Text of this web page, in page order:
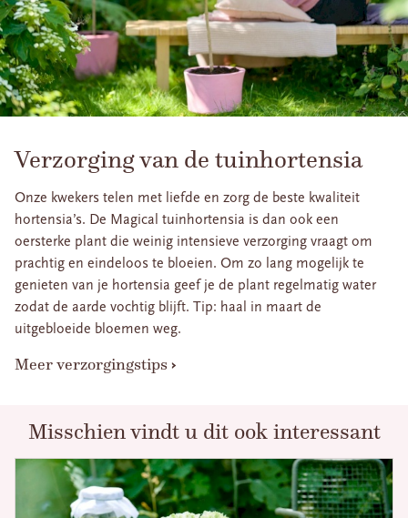
Verzorging van de tuinhortensia
Onze kwekers telen met liefde en zorg de beste kwaliteit
hortensia’s. De Magical tuinhortensia is dan ook een
oersterke plant die weinig intensieve verzorging vraagt om
prachtig en eindeloos te bloeien. Om zo lang mogelijk te
genieten van je hortensia geef je de plant regelmatig water
zodat de aarde vochtig blijft. Tip: haal in maart de
uitgebloeide bloemen weg.
Meer verzorgingstips
Misschien vindt u dit ook interessant